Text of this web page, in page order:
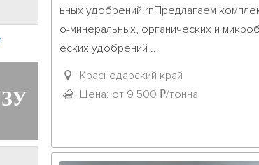
ьных удобрений.rnПредлагаем
о-минеральных, органических и
еских удобрений ...
Краснодарский край
Цена: от 9 500 ₽/тонна